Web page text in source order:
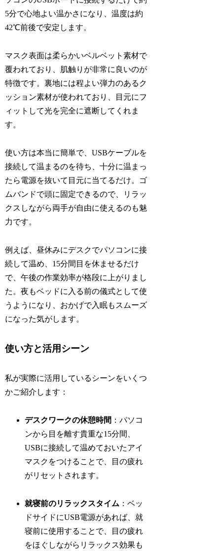
5分で心地よい温かさになり、温度は約
42℃前後で安定します。
マスク表面は柔らかいベルベット素材で
覆われており、肌触りが非常に良いのが
特徴です。裏地には程よい弾力のあるク
ッション素材が使われており、目元にフ
ィットして光を完全に遮断してくれま
す。
使い方は本当に簡単で、USBケーブルを
接続して温まるのを待ち、十分に温まっ
たら電源を抜いて目元に当てるだけ。ゴ
ムバンドで頭に固定できるので、リラッ
クスしながら両手が自由に使えるのも魅
力です。
例えば、昼休みにデスクでパソコンに接
続して温め、15分間目を休ませるだけ
で、午後の作業効率が格段に上がりまし
た。夜もベッドに入る前の儀式として使
うようになり、おかげで入眠もスムーズ
になった気がします。
使い方と活用シーン
私が実際に活用しているシーンをいくつ
かご紹介します：
デスクワークの休憩時間 ：パソコ
ンから目を離す貴重な15分間、
USBに接続して温めておいたアイ
マスクをつけることで、目の疲れ
がリセットされます。
就寝前のリラックスタイム ：ベッ
ドサイドにUSB電源があれば、就
寝前に使用することで、目の疲れ
をほぐしながらリラックス効果も